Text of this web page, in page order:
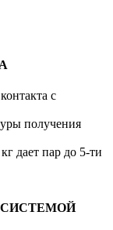
с
получения
дает пар до 5-ти
СИСТЕМОЙ